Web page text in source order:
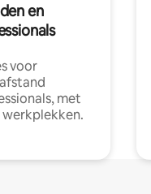
en
voor
met